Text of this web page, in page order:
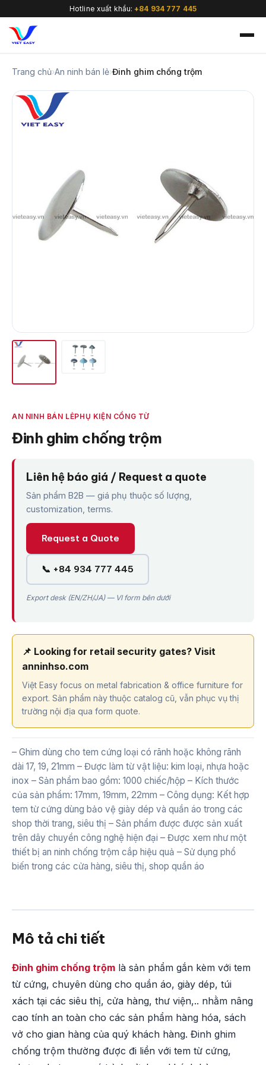
Hotline xuất khẩu:+84 934 777 445
Trang chủ›An ninh bán lẻ›Đinh ghim chống trộm
AN NINH BÁN LẺPHỤ KIỆN CỔNG TỪ
Đinh ghim chống trộm
Liên hệ báo giá / Request a quote
Sản phẩm B2B — giá phụ thuộc số lượng,
customization, terms.
Request a Quote
📞 +84 934 777 445
Export desk (EN/ZH/JA) — VI form bên dưới
📌 Looking for retail security gates? Visit
anninhso.com
Việt Easy focus on metal fabrication & office furniture for
export. Sản phẩm này thuộc catalog cũ, vẫn phục vụ thị
trường nội địa qua form quote.
– Ghim dùng cho tem cứng loại có rãnh hoặc không rãnh
dài 17, 19, 21mm – Được làm từ vật liệu: kim loại, nhựa hoặc
inox – Sản phẩm bao gồm: 1000 chiếc/hộp – Kích thước
của sản phẩm: 17mm, 19mm, 22mm – Công dụng: Kết hợp
tem từ cứng dùng bảo vệ giày dép và quần áo trong các
shop thời trang, siêu thị – Sản phẩm được được sản xuất
trên dây chuyền công nghệ hiện đại – Được xem như một
thiết bị an ninh chống trộm cắp hiệu quả – Sử dụng phổ
biến trong các cửa hàng, siêu thị, shop quần áo
Mô tả chi tiết
Đinh ghim chống trộm là sản phẩm gắn kèm với tem
từ cứng, chuyên dùng cho quần áo, giày dép, túi
xách tại các siêu thị, cửa hàng, thư viện,.. nhằm nâng
cao tính an toàn cho các sản phẩm hàng hóa, sách
vở cho gian hàng của quý khách hàng. Đinh ghim
chống trộm thường được đi liền với tem từ cứng,